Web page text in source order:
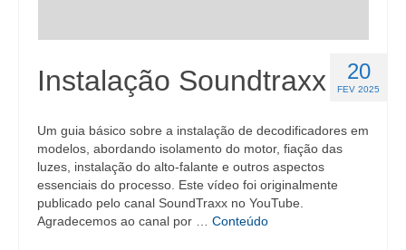
20
FEV 2025
Instalação Soundtraxx
Um guia básico sobre a instalação de decodificadores em
modelos, abordando isolamento do motor, fiação das
luzes, instalação do alto-falante e outros aspectos
essenciais do processo. Este vídeo foi originalmente
publicado pelo canal SoundTraxx no YouTube.
Agradecemos ao canal por … Conteúdo